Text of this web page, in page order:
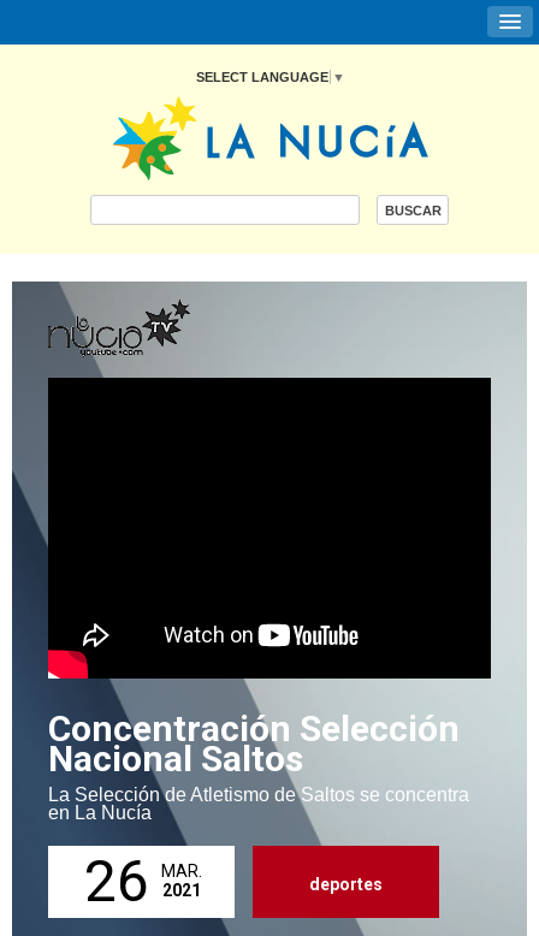
SELECT LANGUAGE ▼
Concentración Selección
Nacional Saltos
La Selección de Atletismo de Saltos se concentra
en La Nucía
26
MAR.
2021
deportes